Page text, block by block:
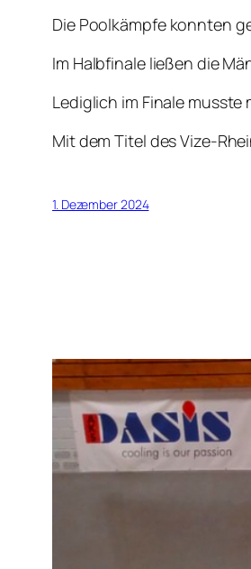
Die Poolkämpfe konnten
Im Halbfinale ließen die
Lediglich im Finale
Mit dem Titel des Vize-
1. Dezember 2024